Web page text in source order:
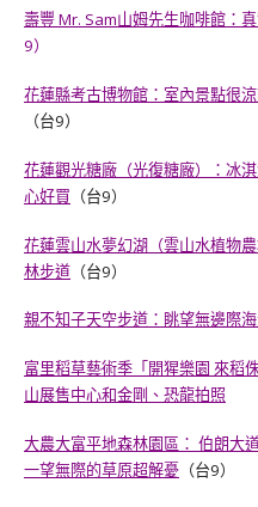
壽豐 Mr. Sam山姆先生咖啡館：
9）
花蓮縣考古博物館：室內景點很
（台9）
花蓮觀光糖廠（光復糖廠）：冰
心好買 （台9）
花蓮雲山水夢幻湖（雲山水植物
林步道 （台9）
親不知子天空步道：眺望無邊際
富里稻草藝術季「開猩樂園 來稻
山展售中心和金剛、恐龍拍照
大農大富平地森林園區： 伯朗大
一望無際的草原超解憂 （台9）